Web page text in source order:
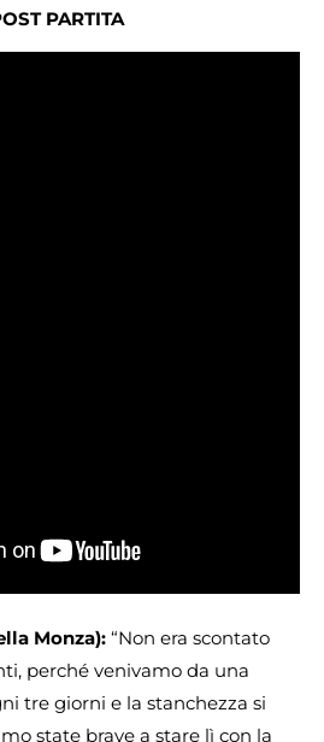
PARTITA
Monza): “Non era scontato
perché venivamo da una
tre giorni e la stanchezza si
state brave a stare lì con la